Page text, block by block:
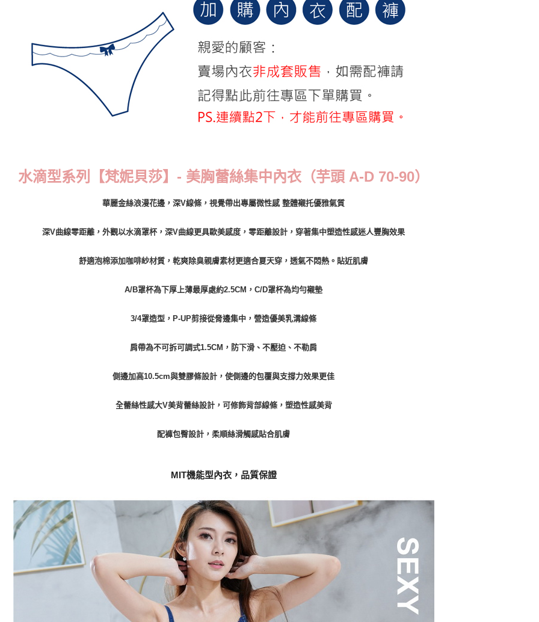
離島宅配
每筆NT$100
貨到付款
每筆NT$110，滿NT$1,000(含以上)免運費
【A-C杯穿出飽滿胸】機能內衣$399up
水滴型系列【梵妮貝莎】- 美胸蕾絲集中內衣（芋頭 A-D 70-90）
華麗金絲浪漫花邊，深V線條，視覺帶出專屬微性感 整體襯托優雅氣質
深V曲線零距離，外觀以水滴罩杯，深V曲線更具歐美感度，零距離設計，穿著集中塑造性感迷人豐胸效果
舒適泡棉添加咖啡紗材質，乾爽除臭親膚素材更適合夏天穿，透氣不悶熱。貼近肌膚
A/B罩杯為下厚上薄最厚處約2.5CM，C/D罩杯為均勻襯墊
3/4罩造型，P-UP剪接從脅邊集中，營造優美乳溝線條
肩帶為不可拆可調式1.5CM，防下滑、不壓迫、不勒肩
側邊加高10.5cm與雙膠條設計，使側邊的包覆與支撐力效果更佳
全蕾絲性感大V美背蕾絲設計，可修飾背部線條，塑造性感美背
配褲包臀設計，柔順絲滑觸感貼合肌膚
MIT機能型內衣，品質保證